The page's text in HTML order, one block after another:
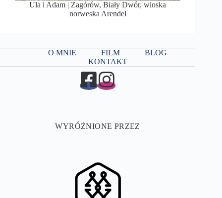
Ula i Adam | Zagórów, Biały Dwór, wioska
norweska Arendel
O MNIE FILM
BLOG
KONTAKT
WYRÓŻNIONE PRZEZ